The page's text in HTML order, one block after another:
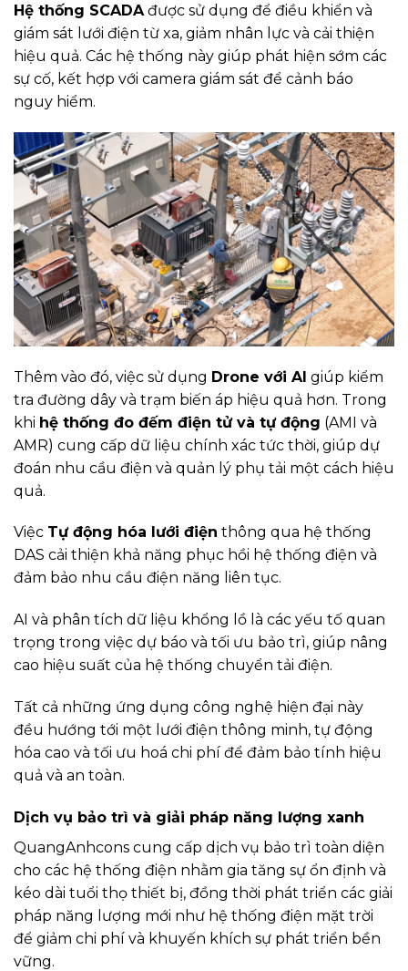
Hệ thống SCADA được sử dụng để điều khiển và
giám sát lưới điện từ xa, giảm nhân lực và cải thiện
hiệu quả. Các hệ thống này giúp phát hiện sớm các
sự cố, kết hợp với camera giám sát để cảnh báo
nguy hiểm.
Thêm vào đó, việc sử dụng Drone với AI giúp kiểm
tra đường dây và trạm biến áp hiệu quả hơn. Trong
khi hệ thống đo đếm điện tử và tự động (AMI và
AMR) cung cấp dữ liệu chính xác tức thời, giúp dự
đoán nhu cầu điện và quản lý phụ tải một cách hiệu
quả.
Việc Tự động hóa lưới điện thông qua hệ thống
DAS cải thiện khả năng phục hồi hệ thống điện và
đảm bảo nhu cầu điện năng liên tục.
AI và phân tích dữ liệu khổng lồ là các yếu tố quan
trọng trong việc dự báo và tối ưu bảo trì, giúp nâng
cao hiệu suất của hệ thống chuyển tải điện.
Tất cả những ứng dụng công nghệ hiện đại này
đều hướng tới một lưới điện thông minh, tự động
hóa cao và tối ưu hoá chi phí để đảm bảo tính hiệu
quả và an toàn.
Dịch vụ bảo trì và giải pháp năng lượng xanh
QuangAnhcons cung cấp dịch vụ bảo trì toàn diện
cho các hệ thống điện nhằm gia tăng sự ổn định và
kéo dài tuổi thọ thiết bị, đồng thời phát triển các giải
pháp năng lượng mới như hệ thống điện mặt trời
để giảm chi phí và khuyến khích sự phát triển bền
vững.